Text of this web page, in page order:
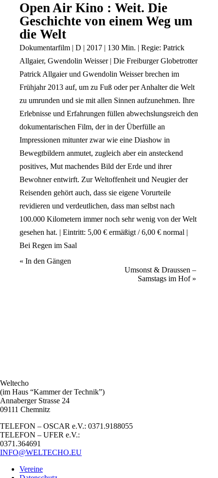
Open Air Kino : Weit. Die
Geschichte von einem Weg um
die Welt
Dokumentarfilm | D | 2017 | 130 Min. | Regie: Patrick
Allgaier, Gwendolin Weisser | Die Freiburger Globetrotter
Patrick Allgaier und Gwendolin Weisser brechen im
Frühjahr 2013 auf, um zu Fuß oder per Anhalter die Welt
zu umrunden und sie mit allen Sinnen aufzunehmen. Ihre
Erlebnisse und Erfahrungen füllen abwechslungsreich den
dokumentarischen Film, der in der Überfülle an
Impressionen mitunter zwar wie eine Diashow in
Bewegtbildern anmutet, zugleich aber ein ansteckend
positives, Mut machendes Bild der Erde und ihrer
Bewohner entwirft. Zur Weltoffenheit und Neugier der
Reisenden gehört auch, dass sie eigene Vorurteile
revidieren und verdeutlichen, dass man selbst nach
100.000 Kilometern immer noch sehr wenig von der Welt
gesehen hat. | Eintritt: 5,00 € ermäßigt / 6,00 € normal |
Bei Regen im Saal
Veranstaltung
« In den Gängen
Umsonst & Draussen –
Samstags im Hof »
Weltecho
(im Haus “Kammer der Technik”)
Annaberger Strasse 24
09111 Chemnitz
TELEFON – OSCAR e.V.: 0371.9188055
TELEFON – UFER e.V.:
0371.364691
INFO@WELTECHO.EU
Vereine